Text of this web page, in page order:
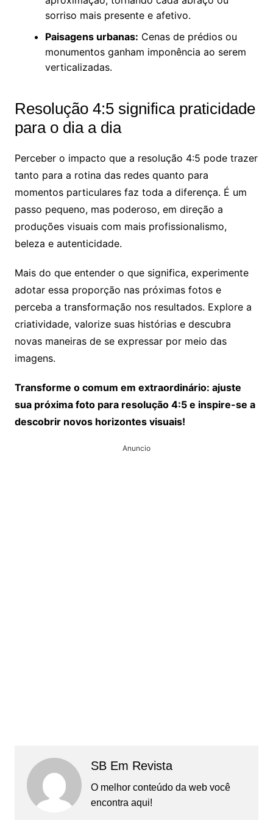
sorriso mais presente e afetivo.
Paisagens urbanas: Cenas de prédios ou
monumentos ganham imponência ao serem
verticalizadas.
Resolução 4:5 significa praticidade
para o dia a dia
Perceber o impacto que a resolução 4:5 pode trazer
tanto para a rotina das redes quanto para
momentos particulares faz toda a diferença. É um
passo pequeno, mas poderoso, em direção a
produções visuais com mais profissionalismo,
beleza e autenticidade.
Mais do que entender o que significa, experimente
adotar essa proporção nas próximas fotos e
perceba a transformação nos resultados. Explore a
criatividade, valorize suas histórias e descubra
novas maneiras de se expressar por meio das
imagens.
Transforme o comum em extraordinário: ajuste
sua próxima foto para resolução 4:5 e inspire-se a
descobrir novos horizontes visuais!
Anuncio
SB Em Revista
O melhor conteúdo da web você
encontra aqui!